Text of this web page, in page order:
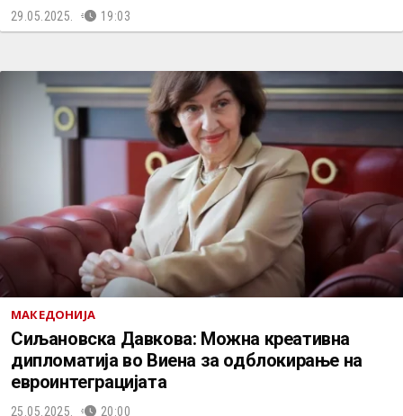
29.05.2025. 19:03
МАКЕДОНИЈА
Сиљановска Давкова: Можна креативна
дипломатија во Виена за одблокирање на
евроинтеграцијата
25.05.2025. 20:00